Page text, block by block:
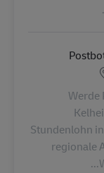
Werde
Stundenlohn
regionale